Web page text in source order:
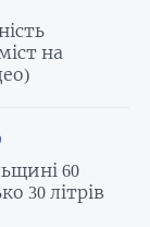
на
60
30 літрів